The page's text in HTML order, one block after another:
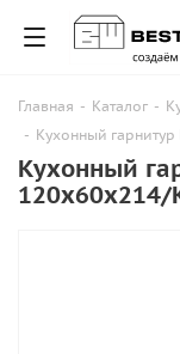
Главная - Каталог -
- Кухонный
Кухонный